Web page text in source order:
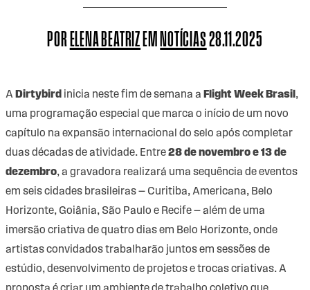
PORELENA BEATRIZEMNOTÍCIAS28.11.2025
A Dirtybird inicia neste fim de semana a Flight Week Brasil ,
uma programação especial que marca o início de um novo
capítulo na expansão internacional do selo após completar
duas décadas de atividade. Entre28 de novembro e 13 de
dezembro, a gravadora realizará uma sequência de eventos
em seis cidades brasileiras — Curitiba, Americana, Belo
Horizonte, Goiânia, São Paulo e Recife — além de uma
imersão criativa de quatro dias em Belo Horizonte, onde
artistas convidados trabalharão juntos em sessões de
estúdio, desenvolvimento de projetos e trocas criativas. A